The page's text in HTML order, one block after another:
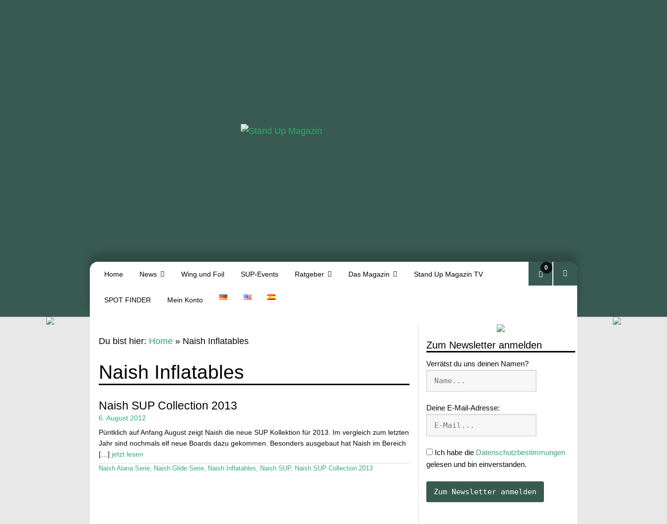
Home News Wing und Foil SUP-Events Ratgeber Das Magazin Stand Up Magazin TV
SPOT FINDER Mein Konto
0
Zum Newsletter anmelden
Verrätst du uns deinen Namen?
Deine E-Mail-Adresse:
Ich habe die Datenschutzbestimmungen
gelesen und bin einverstanden.
Du bist hier: Home» Naish Inflatables
Naish Inflatables
Naish SUP Collection 2013
6. August 2012
Püntklich auf Anfang August zeigt Naish die neue SUP Kollektion für 2013. Im vergleich zum letzten
Jahr sind nochmals elf neue Boards dazu gekommen. Besonders ausgebaut hat Naish im Bereich
[…] jetzt lesen
Naish Alana Serie, Naish Glide Serie, Naish Inflatables, Naish SUP, Naish SUP Collection 2013